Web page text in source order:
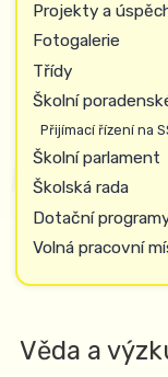
Projekty a
Fotogalerie
Třídy
Školní
Přijímací řízení na
Školní parlament
Školská rada
Dotační
Volná pracovní
Věda a